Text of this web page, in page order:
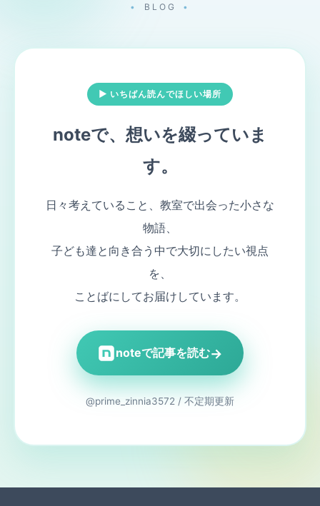
BLOG
▶ いちばん読んでほしい場所
noteで、想いを綴っていま
す。
日々考えていること、教室で出会った小さな
物語、
子ども達と向き合う中で大切にしたい視点
を、
ことばにしてお届けしています。
noteで記事を読む→
@prime_zinnia3572 / 不定期更新